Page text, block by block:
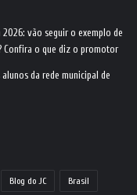
2026: vão seguir o exemplo de
Confira o que diz o promotor
da rede municipal de
Blog do JC Brasil